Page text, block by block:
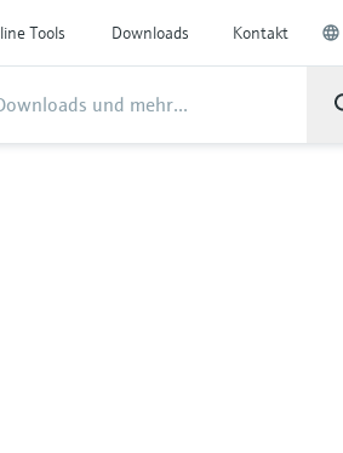
Tools Downloads Kontakt